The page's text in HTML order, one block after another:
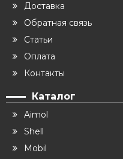
Доставка
Обратная связь
Статьи
Оплата
Контакты
Каталог
Aimol
Shell
Mobil